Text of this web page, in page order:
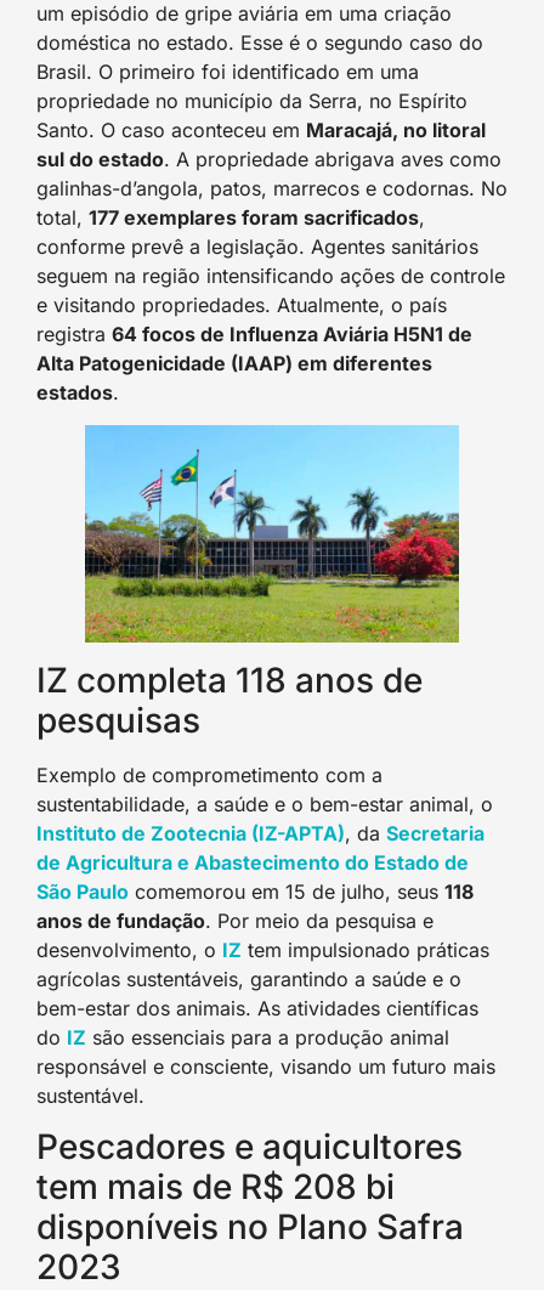
um episódio de gripe aviária em uma criação
doméstica no estado. Esse é o segundo caso do
Brasil. O primeiro foi identificado em uma
propriedade no município da Serra, no Espírito
Santo. O caso aconteceu em Maracajá, no litoral
sul do estado. A propriedade abrigava aves como
galinhas-d’angola, patos, marrecos e codornas. No
total, 177 exemplares foram sacrificados,
conforme prevê a legislação. Agentes sanitários
seguem na região intensificando ações de controle
e visitando propriedades. Atualmente, o país
registra 64 focos de Influenza Aviária H5N1 de
Alta Patogenicidade (IAAP) em diferentes
estados.
IZ completa 118 anos de
pesquisas
Exemplo de comprometimento com a
sustentabilidade, a saúde e o bem-estar animal, o
Instituto de Zootecnia (IZ-APTA), da Secretaria
de Agricultura e Abastecimento do Estado de
São Paulo comemorou em 15 de julho, seus 118
anos de fundação. Por meio da pesquisa e
desenvolvimento, o IZ tem impulsionado práticas
agrícolas sustentáveis, garantindo a saúde e o
bem-estar dos animais. As atividades científicas
do IZ são essenciais para a produção animal
responsável e consciente, visando um futuro mais
sustentável.
Pescadores e aquicultores
tem mais de R$ 208 bi
disponíveis no Plano Safra
2023